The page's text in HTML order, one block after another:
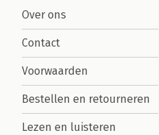
Over ons
Contact
Voorwaarden
Bestellen en retourneren
Lezen en luisteren